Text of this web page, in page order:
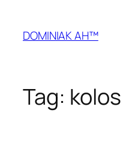
treściDOMINIAK AH™
Tag: kolos